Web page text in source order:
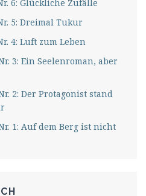
6: Glückliche Zufälle
5: Dreimal Tukur
4: Luft zum Leben
3: Ein Seelenroman, aber
2: Der Protagonist stand
1: Auf dem Berg ist nicht